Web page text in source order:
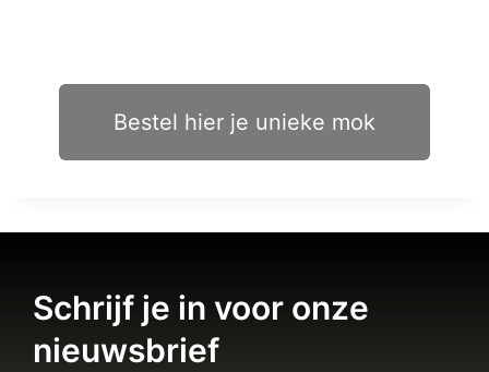
Bestel hier je unieke mok
Schrijf je in voor onze
nieuwsbrief